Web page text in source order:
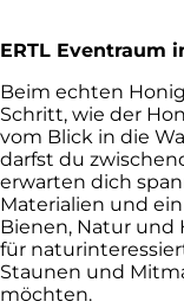
ERTL Eventraum
Beim echten
Schritt, wie der
vom Blick in die
darfst du
erwarten dich
Materialien und
Bienen, Natur und
für
Staunen und
möchten.